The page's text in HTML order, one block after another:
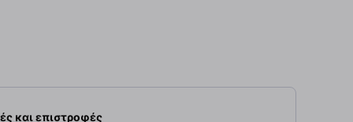
και επιστροφές